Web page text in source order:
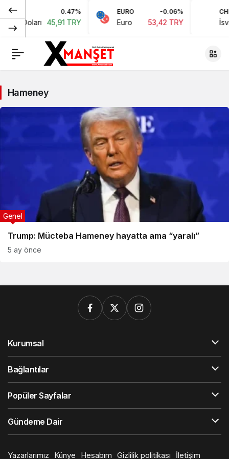
0.47%
Doları 45,91 TRY
EURO -0.06%
Euro 53,42 TRY
CHF
Hameney
Trump: Mücteba Hameney hayatta ama “yaralı”
Genel
5 ay önce
Kurumsal
Bağlantılar
Popüler Sayfalar
Gündeme Dair
Yazarlarımız Künye Hesabım Gizlilik politikası İletişim